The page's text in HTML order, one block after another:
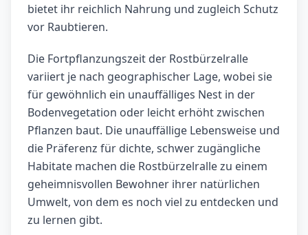
bietet ihr reichlich Nahrung und zugleich Schutz
vor Raubtieren.
Die Fortpflanzungszeit der Rostbürzelralle
variiert je nach geographischer Lage, wobei sie
für gewöhnlich ein unauffälliges Nest in der
Bodenvegetation oder leicht erhöht zwischen
Pflanzen baut. Die unauffällige Lebensweise und
die Präferenz für dichte, schwer zugängliche
Habitate machen die Rostbürzelralle zu einem
geheimnisvollen Bewohner ihrer natürlichen
Umwelt, von dem es noch viel zu entdecken und
zu lernen gibt.